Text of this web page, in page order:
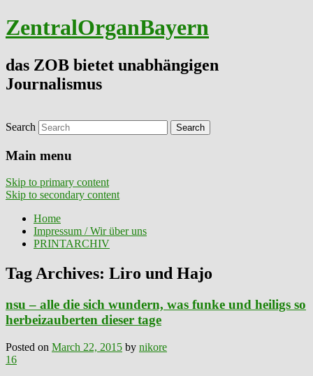
ZentralOrganBayern
das ZOB bietet unabhängigen
Journalismus
Search
Main menu
Skip to primary content
Skip to secondary content
Home
Impressum / Wir über uns
PRINTARCHIV
Tag Archives: Liro und Hajo
nsu – alle die sich wundern, was funke und heiligs so
herbeizauberten dieser tage
Posted on March 22, 2015 by nikore
16